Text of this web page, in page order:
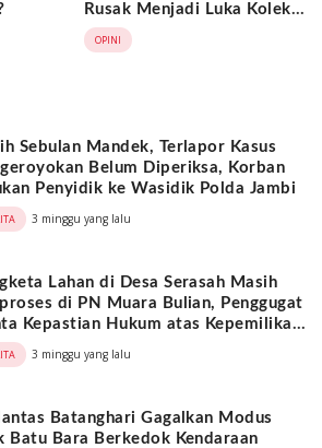
Rusak Menjadi Luka Kolektif
Warga
OPINI
Sebulan Mandek, Terlapor Kasus
Belum Diperiksa, Korban
Penyidik ke Wasidik Polda Jambi
3 minggu yang lalu
Lahan di Desa Serasah Masih
di PN Muara Bulian, Penggugat
Kepastian Hukum atas Kepemilikan
Tanah
3 minggu yang lalu
Batanghari Gagalkan Modus
Batu Bara Berkedok Kendaraan